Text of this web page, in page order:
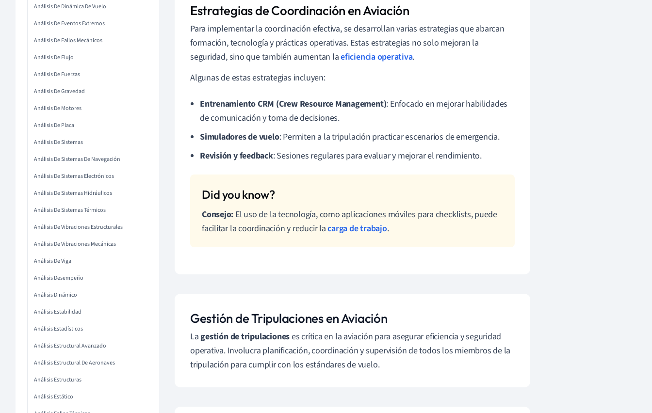
Análisis De Dinámica De Vuelo
Análisis De Eventos Extremos
Análisis De Fallos Mecánicos
Análisis De Flujo
Análisis De Fuerzas
Análisis De Gravedad
Análisis De Motores
Análisis De Placa
Análisis De Sistemas
Análisis De Sistemas De Navegación
Análisis De Sistemas Electrónicos
Análisis De Sistemas Hidráulicos
Análisis De Sistemas Térmicos
Análisis De Vibraciones Estructurales
Análisis De Vibraciones Mecánicas
Análisis De Viga
Análisis Desempeño
Análisis Dinámico
Análisis Estabilidad
Análisis Estadísticos
Análisis Estructural Avanzado
Análisis Estructural De Aeronaves
Análisis Estructuras
Análisis Estático
Estrategias de Coordinación en Aviación
Para implementar la coordinación efectiva, se desarrollan varias estrategias que abarcan
formación, tecnología y prácticas operativas. Estas estrategias no solo mejoran la
seguridad, sino que también aumentan laeficiencia operativa.
Algunas de estas estrategias incluyen:
Entrenamiento CRM (Crew Resource Management): Enfocado en mejorar habilidades
de comunicación y toma de decisiones.
Simuladores de vuelo: Permiten a la tripulación practicar escenarios de emergencia.
Revisión y feedback: Sesiones regulares para evaluar y mejorar el rendimiento.
Consejo: El uso de la tecnología, como aplicaciones móviles para checklists, puede
facilitar la coordinación y reducir lacarga de trabajo.
Gestión de Tripulaciones en Aviación
Lagestión de tripulacioneses crítica en la aviación para asegurar eficiencia y seguridad
operativa. Involucra planificación, coordinación y supervisión de todos los miembros de la
tripulación para cumplir con los estándares de vuelo.